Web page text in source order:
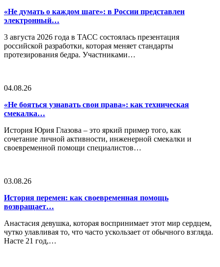
«Не думать о каждом шаге»: в России представлен
электронный…
3 августа 2026 года в ТАСС состоялась презентация
российской разработки, которая меняет стандарты
протезирования бедра. Участниками…
04.08.26
«Не бояться узнавать свои права»: как техническая
смекалка…
История Юрия Глазова – это яркий пример того, как
сочетание личной активности, инженерной смекалки и
своевременной помощи специалистов…
03.08.26
История перемен: как своевременная помощь
возвращает…
Анастасия девушка, которая воспринимает этот мир сердцем,
чутко улавливая то, что часто ускользает от обычного взгляда.
Насте 21 год,…